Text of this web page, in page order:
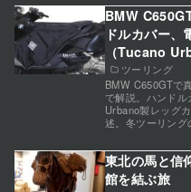
ツーリング
BMW
ドルカバー
（Tucano
BMW C650GTで
で解説。ハンド
Urbano製レッグ
述。冬ツーリング
東北の馬と信
館を結ぶ旅